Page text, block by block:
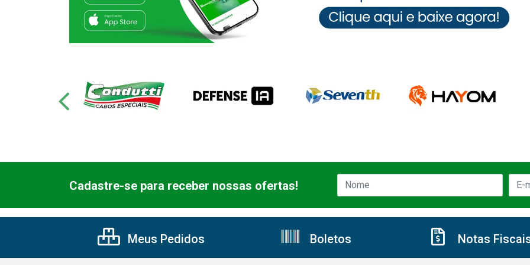
Cadastre-se para receber nossas ofertas!
Meus Pedidos Boletos Notas